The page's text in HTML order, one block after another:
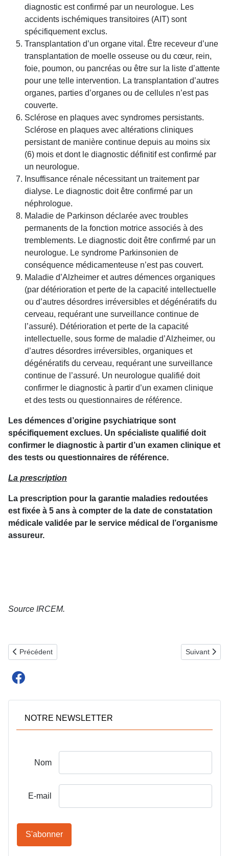
diagnostic est confirmé par un neurologue. Les
accidents ischémiques transitoires (AIT) sont
spécifiquement exclus.
Transplantation d’un organe vital. Être receveur d’une
transplantation de moelle osseuse ou du cœur, rein,
foie, poumon, ou pancréas ou être sur la liste d’attente
pour une telle intervention. La transplantation d’autres
organes, parties d’organes ou de cellules n’est pas
couverte.
Sclérose en plaques avec syndromes persistants.
Sclérose en plaques avec altérations cliniques
persistant de manière continue depuis au moins six
(6) mois et dont le diagnostic définitif est confirmé par
un neurologue.
Insuffisance rénale nécessitant un traitement par
dialyse. Le diagnostic doit être confirmé par un
néphrologue.
Maladie de Parkinson déclarée avec troubles
permanents de la fonction motrice associés à des
tremblements. Le diagnostic doit être confirmé par un
neurologue. Le syndrome Parkinsonien de
conséquence médicamenteuse n’est pas couvert.
Maladie d’Alzheimer et autres démences organiques
(par détérioration et perte de la capacité intellectuelle
ou d’autres désordres irréversibles et dégénératifs du
cerveau, requérant une surveillance continue de
l’assuré). Détérioration et perte de la capacité
intellectuelle, sous forme de maladie d’Alzheimer, ou
d’autres désordres irréversibles, organiques et
dégénératifs du cerveau, requérant une surveillance
continue de l’assuré. Un neurologue qualifié doit
confirmer le diagnostic à partir d’un examen clinique
et des tests ou questionnaires de référence.
Les démences d’origine psychiatrique sont
spécifiquement exclues. Un spécialiste qualifié doit
confirmer le diagnostic à partir d’un examen clinique et
des tests ou questionnaires de référence.
La prescription
La prescription pour la garantie maladies redoutées
est fixée à 5 ans à compter de la date de constatation
médicale validée par le service médical de l’organisme
assureur.
Source IRCEM.
Article précédent : PRÉ-RÉFÉRENTIEL QUALITÉ : PARTICPEZ Ā
Précédent Article
Suivant
NOTRE NEWSLETTER
Nom
E-mail
S'abonner